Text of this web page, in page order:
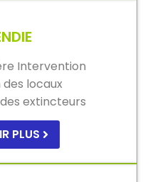
Intervention
locaux
extincteurs
PLUS